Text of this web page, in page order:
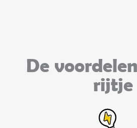
De
rijtje